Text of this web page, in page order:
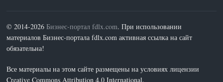
© 2014-2026Бизнес-портал fdlx.com. При использовании
материалов Бизнес-портала fdlx.com активная ссылка на сайт
обязательна!
Все материалы на этом сайте размещены на условиях лицензии
Creative Commons Attribution 4.0 International.